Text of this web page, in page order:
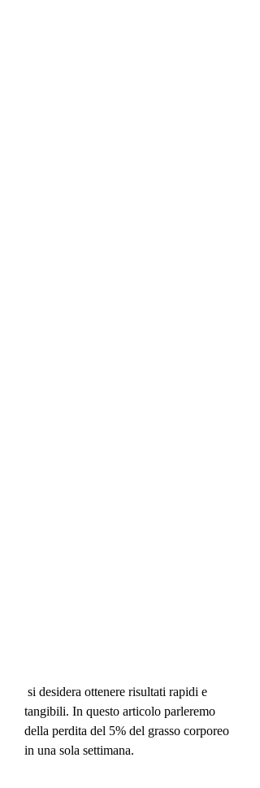
tangibili. In questo articolo parleremo
della perdita del 5% del grasso corporeo
in una sola settimana.